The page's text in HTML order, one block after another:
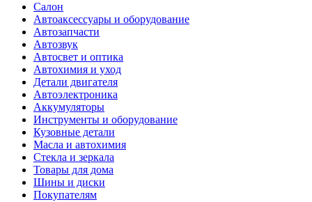
Салон
Автоаксессуары и оборудование
Автозапчасти
Автозвук
Автосвет и оптика
Автохимия и уход
Детали двигателя
Автоэлектроника
Аккумуляторы
Инструменты и оборудование
Кузовные детали
Масла и автохимия
Стекла и зеркала
Товары для дома
Шины и диски
Покупателям